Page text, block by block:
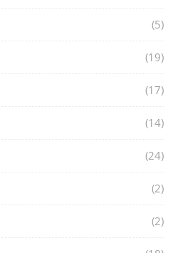
(5)
(19)
(17)
(14)
(24)
(2)
(2)